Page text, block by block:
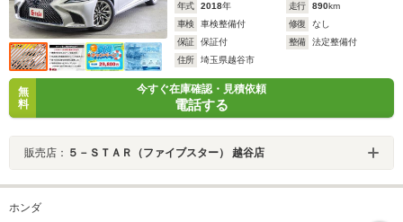
年式 2018年 走行 890km
車検
車検整備付 修復
なし
保証
保証付 整備
法定整備付
住所
埼玉県越谷市
無
料
今すぐ在庫確認・見積依頼
電話する
販売店： ５－ＳＴＡＲ（ファイブスター） 越谷店
ホンダ